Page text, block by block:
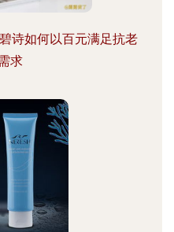
诗如何以百元满足抗老
求